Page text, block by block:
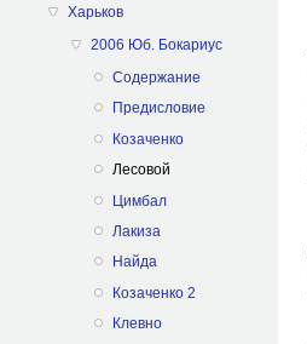
Харьков
2006 Юб. Бокариус
Содержание
Предисловие
Козаченко
Лесовой
Цимбал
Лакиза
Найда
Козаченко 2
Клевно